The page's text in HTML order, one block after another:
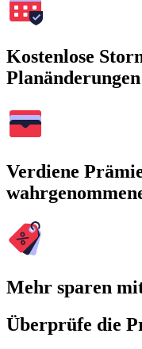
Kostenlose
Planänderungen
Verdiene
Mehr sparen
Überprüfe die